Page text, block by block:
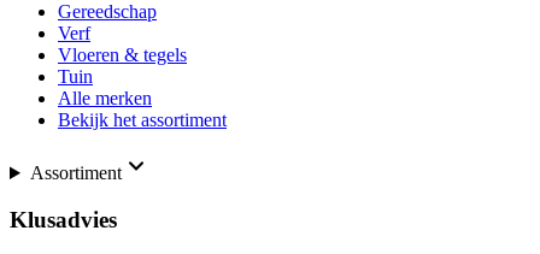
Gereedschap
Verf
Vloeren & tegels
Tuin
Alle merken
Bekijk het assortiment
Assortiment
Klusadvies